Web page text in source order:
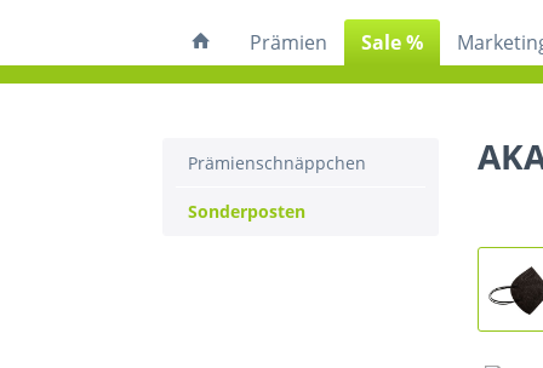
Prämien Sale %
Prämienschnäppchen
Sonderposten